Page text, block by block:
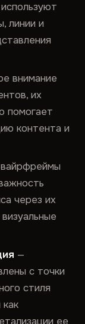
линии и
внимание
их
помогает
контента и
через их
—
с точки
стиля
ее